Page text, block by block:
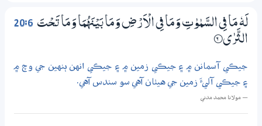
20:6 لَهٗ مَا فِي السَّمٰوٰتِ وَمَا فِي الْاَرْضِ وَمَا بَيْنَهُمَا وَمَا تَـحْتَ
الثَّرٰى 6‏۝
جيڪي آسمانن ۾ ۽ جيڪي زمين ۾ ۽ جيڪي انهن ٻنهين جي وچ ۾
۽ جيڪي آليءَ زمين جي هيٺان آهي سو سندس آهي.
— مولانا محمد مدني